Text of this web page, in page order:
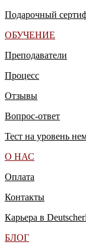
Подарочный
ОБУЧЕНИЕ
Преподаватели
Процесс
Отзывы
Вопрос-ответ
Тест на уровень
О НАС
Оплата
Контакты
Карьера в
БЛОГ